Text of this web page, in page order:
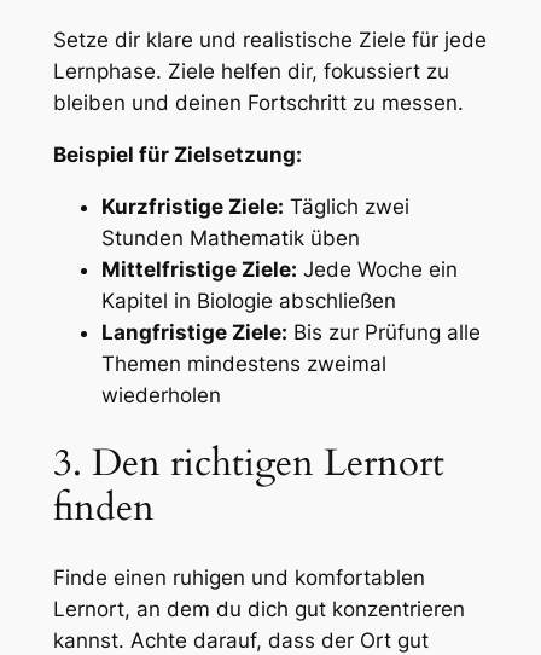
Setze dir klare und realistische Ziele für jede
Lernphase. Ziele helfen dir, fokussiert zu
bleiben und deinen Fortschritt zu messen.
Beispiel für Zielsetzung:
Kurzfristige Ziele: Täglich zwei
Stunden Mathematik üben
Mittelfristige Ziele: Jede Woche ein
Kapitel in Biologie abschließen
Langfristige Ziele: Bis zur Prüfung alle
Themen mindestens zweimal
wiederholen
3. Den richtigen Lernort
finden
Finde einen ruhigen und komfortablen
Lernort, an dem du dich gut konzentrieren
kannst. Achte darauf, dass der Ort gut